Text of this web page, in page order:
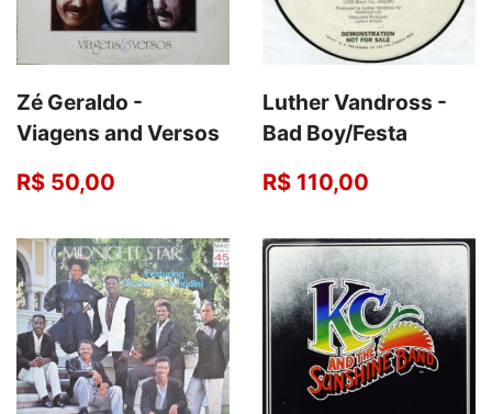
Zé Geraldo -
Viagens and Versos
R$ 50,00
Luther Vandross -
Bad Boy/Festa
R$ 110,00